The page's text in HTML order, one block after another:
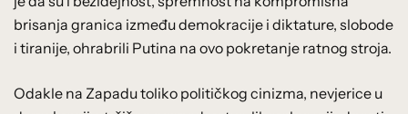
brisanja granica između demokracije i diktature, slobode
i tiranije, ohrabrili Putina na ovo pokretanje ratnog stroja.
Odakle na Zapadu toliko političkog cinizma, nevjerice u